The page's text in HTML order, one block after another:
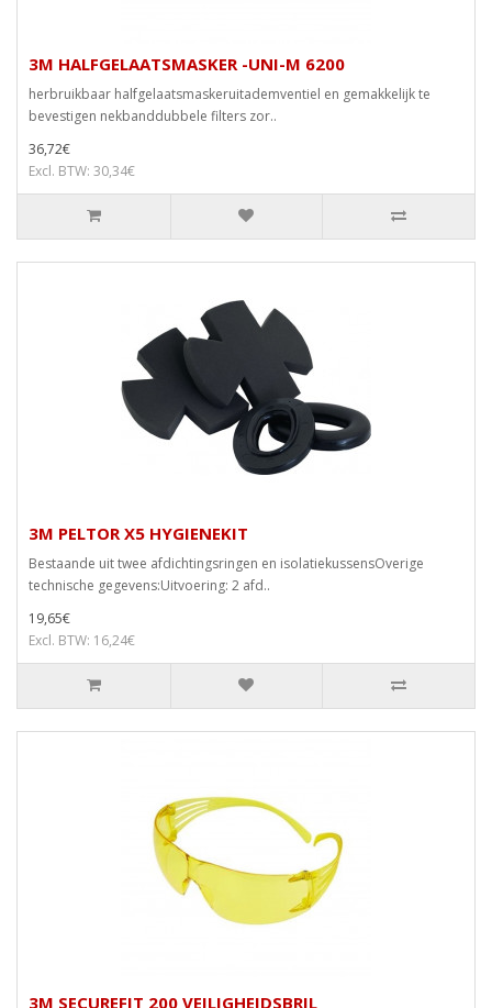
3M HALFGELAATSMASKER -UNI-M 6200
herbruikbaar halfgelaatsmaskeruitademventiel en gemakkelijk te
bevestigen nekbanddubbele filters zor..
36,72€
Excl. BTW: 30,34€
3M PELTOR X5 HYGIENEKIT
Bestaande uit twee afdichtingsringen en isolatiekussensOverige
technische gegevens:Uitvoering: 2 afd..
19,65€
Excl. BTW: 16,24€
3M SECUREFIT 200 VEILIGHEIDSBRIL